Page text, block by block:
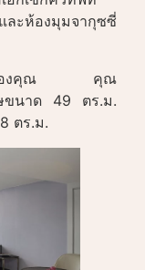
ะห้องมุมจากุซซี่
พักของคุณ คุณ
ษขนาด 49 ตร.ม.
ตร.ม.